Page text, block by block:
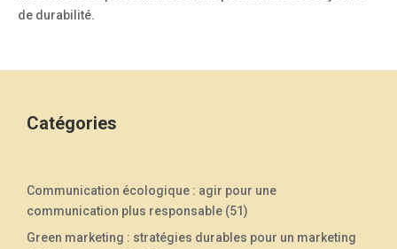
de durabilité.
Catégories
Communication écologique : agir pour une
communication plus responsable (51)
Green marketing : stratégies durables pour un marketing